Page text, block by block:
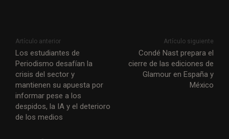
Artículo anterior
Los estudiantes de
Periodismo desafían la
crisis del sector y
mantienen su apuesta por
informar pese a los
despidos, la IA y el deterioro
de los medios
Artículo siguiente
Condé Nast prepara el
cierre de las ediciones de
Glamour en España y
México